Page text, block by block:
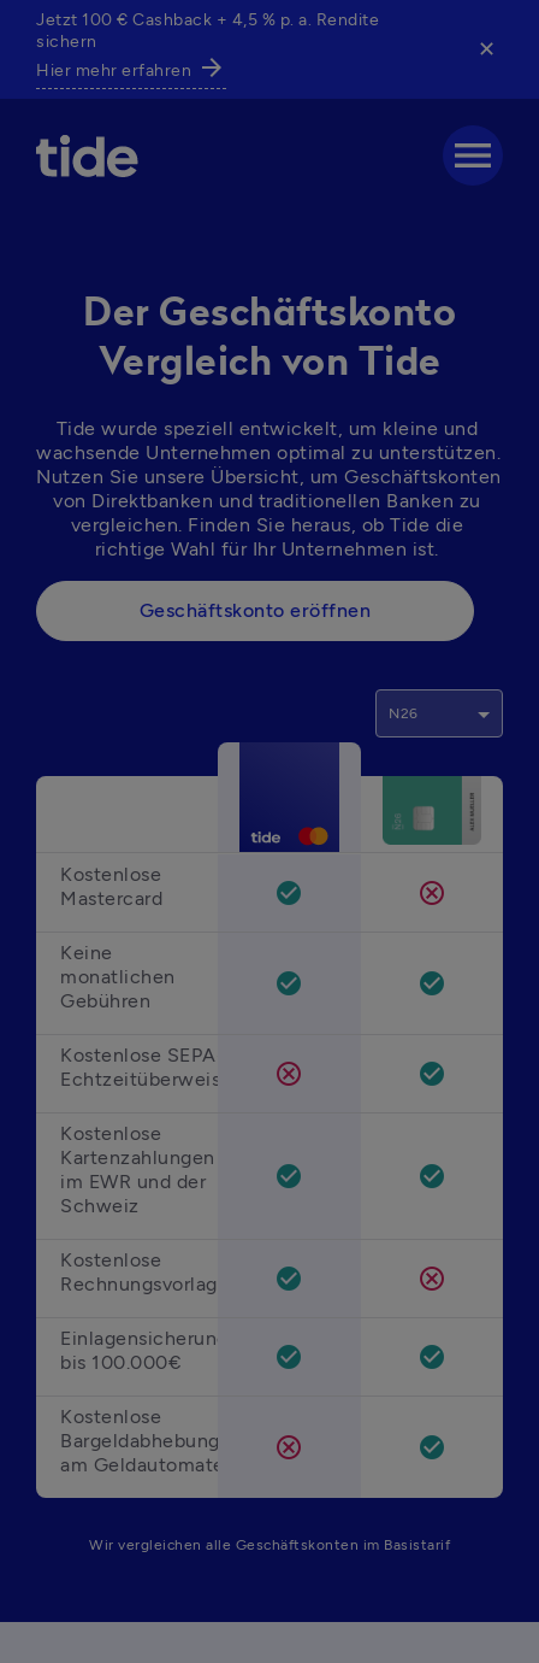
Jetzt 100 € Cashback + 4,5 % p. a. Rendite
sichern
Hier mehr erfahren arrow_forward
✕
menu
Der Geschäftskonto
Vergleich von Tide
Tide wurde speziell entwickelt, um kleine und
wachsende Unternehmen optimal zu unterstützen.
Nutzen Sie unsere Übersicht, um Geschäftskonten
von Direktbanken und traditionellen Banken zu
vergleichen. Finden Sie heraus, ob Tide die
richtige Wahl für Ihr Unternehmen ist.
Geschäftskonto eröffnen
N26
Kostenlose
Mastercard
check_circle cancel
Keine
monatlichen
Gebühren
check_circle check_circle
Kostenlose SEPA-
Echtzeitüberweisungen cancel check_circle
Kostenlose
Kartenzahlungen
im EWR und der
Schweiz
check_circle check_circle
Kostenlose
Rechnungsvorlagen
check_circle cancel
Einlagensicherung
bis 100.000€
check_circle check_circle
Kostenlose
Bargeldabhebungen
am Geldautomaten
cancel check_circle
Wir vergleichen alle Geschäftskonten im Basistarif